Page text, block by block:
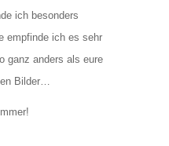
ich besonders
empfinde ich es sehr
ganz anders als eure
Bilder…